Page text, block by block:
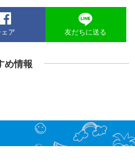
ア 友だちに送る
め情報